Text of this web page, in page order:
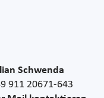
Schwenda
911 20671-643